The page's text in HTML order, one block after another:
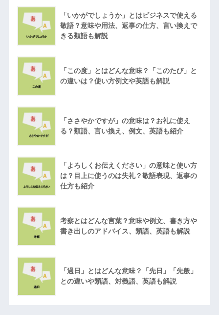
「いかがでしょうか」とはビジネスで使える
敬語？意味や用法、返事の仕方、言い換えで
きる類語も解説
「この度」とはどんな意味？「このたび」と
の違いは？使い方例文や英語も解説
「ささやかですが」の意味は？お礼に使え
る？類語、言い換え、例文、英語も紹介
「よろしくお伝えください」の意味と使い方
は？目上に使うのは失礼？敬語表現、返事の
仕方も紹介
考察とはどんな言葉？意味や例文、書き方や
書き出しのアドバイス、類語、英語も解説
「過日」とはどんな意味？「先日」「先般」
との違いや類語、対義語、英語も解説